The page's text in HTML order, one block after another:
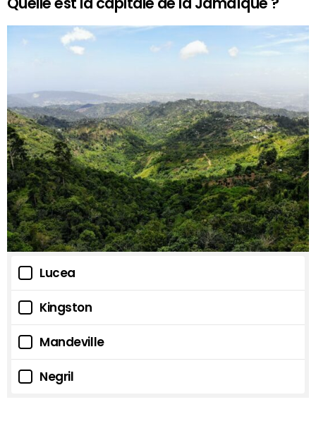
Lucea
Kingston
Mandeville
Negril